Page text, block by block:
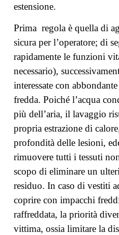
estensione.
Prima regola è quella di
sicura per l’operatore; di
rapidamente le funzioni
necessario),
interessate con
fredda. Poiché l’acqua
più dell’aria, il lavaggio
propria estrazione di
profondità delle lesioni,
rimuovere tutti i tessuti
scopo di eliminare un
residuo. In caso di vestiti
coprire con impacchi
raffreddata, la priorità
vittima, ossia limitare la